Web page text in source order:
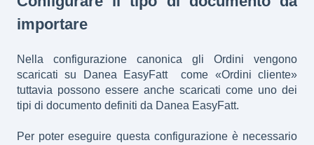
importare
Nella configurazione canonica gli Ordini vengono
scaricati su Danea EasyFatt come «Ordini cliente»
tuttavia possono essere anche scaricati come uno dei
tipi di documento definiti da Danea EasyFatt.
Per poter eseguire questa configurazione è necessario